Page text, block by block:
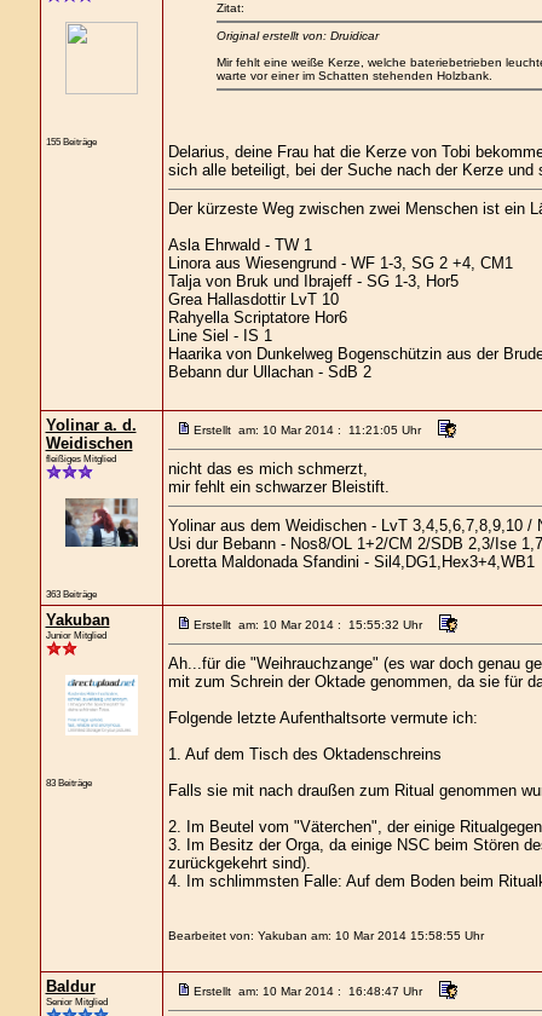
155 Beiträge
Zitat:
Original erstellt von: Druidicar
Mir fehlt eine weiße Kerze, welche bateriebetrieben
warte vor einer im Schatten stehenden Holzbank.
Delarius, deine Frau hat die Kerze von Tobi
sich alle beteiligt, bei der Suche nach der Kerze und
Der kürzeste Weg zwischen zwei Menschen ist ein
Asla Ehrwald - TW 1
Linora aus Wiesengrund - WF 1-3, SG 2 +4, CM1
Talja von Bruk und Ibrajeff - SG 1-3, Hor5
Grea Hallasdottir LvT 10
Rahyella Scriptatore Hor6
Line Siel - IS 1
Haarika von Dunkelweg Bogenschützin aus der
Bebann dur Ullachan - SdB 2
Yolinar a. d.
Weidischen
fleißiges Mitglied
363 Beiträge
Erstellt am: 10 Mar 2014 : 11:21:05 Uhr
nicht das es mich schmerzt,
mir fehlt ein schwarzer Bleistift.
Yolinar aus dem Weidischen - LvT 3,4,5,6,7,8,9,10 /
Usi dur Bebann - Nos8/OL 1+2/CM 2/SDB 2,3/Ise
Loretta Maldonada Sfandini - Sil4,DG1,Hex3+4,WB1
Yakuban
Junior Mitglied
83 Beiträge
Erstellt am: 10 Mar 2014 : 15:55:32 Uhr
Ah...für die "Weihrauchzange" (es war doch genau
mit zum Schrein der Oktade genommen, da sie für
Folgende letzte Aufenthaltsorte vermute ich:
1. Auf dem Tisch des Oktadenschreins
Falls sie mit nach draußen zum Ritual genommen
2. Im Beutel vom "Väterchen", der einige
3. Im Besitz der Orga, da einige NSC beim Stören
zurückgekehrt sind).
4. Im schlimmsten Falle: Auf dem Boden beim
Bearbeitet von: Yakuban am: 10 Mar 2014 15:58:55 Uhr
Baldur
Senior Mitglied
Erstellt am: 10 Mar 2014 : 16:48:47 Uhr